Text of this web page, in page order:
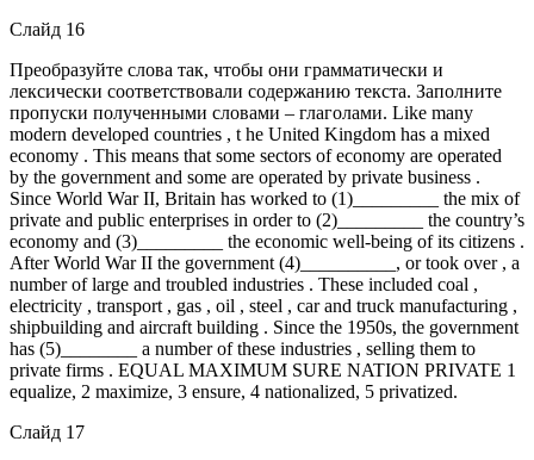
Слайд 16
Преобразуйте слова так, чтобы они грамматически и
лексически соответствовали содержанию текста. Заполните
пропуски полученными словами – глаголами. Like many
modern developed countries , t he United Kingdom has a mixed
economy . This means that some sectors of economy are operated
by the government and some are operated by private business .
Since World War II, Britain has worked to (1)_________ the mix of
private and public enterprises in order to (2)_________ the country’s
economy and (3)_________ the economic well-being of its citizens .
After World War II the government (4)__________, or took over , a
number of large and troubled industries . These included coal ,
electricity , transport , gas , oil , steel , car and truck manufacturing ,
shipbuilding and aircraft building . Since the 1950s, the government
has (5)________ a number of these industries , selling them to
private firms . EQUAL MAXIMUM SURE NATION PRIVATE 1
equalize, 2 maximize, 3 ensure, 4 nationalized, 5 privatized.
Слайд 17